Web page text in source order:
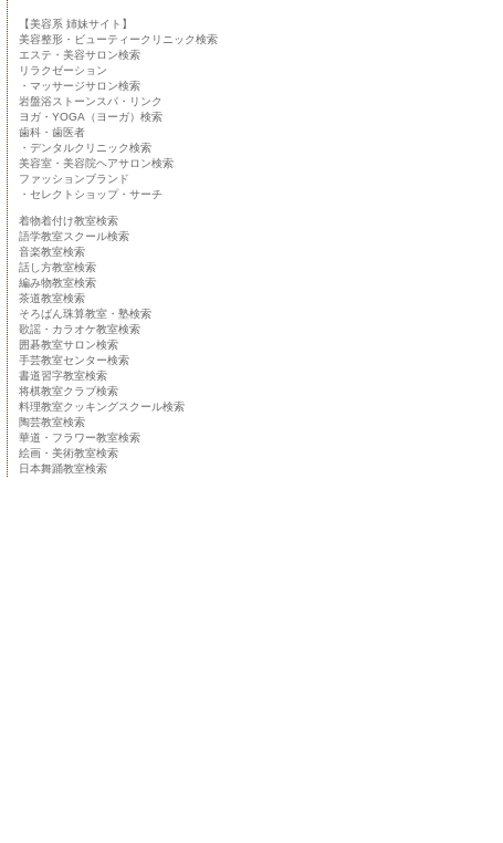
【美容系 姉妹サイト】
美容整形・ビューティークリニック検索
エステ・美容サロン検索
リラクゼーション
・マッサージサロン検索
岩盤浴ストーンスパ・リンク
ヨガ・YOGA（ヨーガ）検索
歯科・歯医者
・デンタルクリニック検索
美容室・美容院ヘアサロン検索
ファッションブランド
・セレクトショップ・サーチ
着物着付け教室検索
語学教室スクール検索
音楽教室検索
話し方教室検索
編み物教室検索
茶道教室検索
そろばん珠算教室・塾検索
歌謡・カラオケ教室検索
囲碁教室サロン検索
手芸教室センター検索
書道習字教室検索
将棋教室クラブ検索
料理教室クッキングスクール検索
陶芸教室検索
華道・フラワー教室検索
絵画・美術教室検索
日本舞踊教室検索